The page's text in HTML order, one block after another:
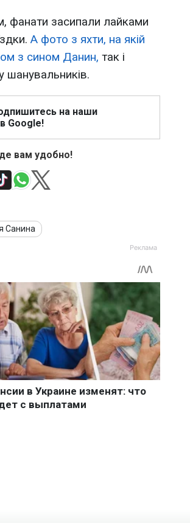
фанати засипали лайками
А фото з яхти, на якій
з сином Данин, так і
шанувальників.
на наши
Google!
вам удобно!
Санина